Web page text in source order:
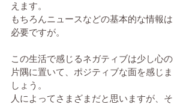
えます。
もちろんニュースなどの基本的な情報は
必要ですが。
この生活で感じるネガティブは少し心の
片隅に置いて、ポジティブな面を感じま
しょう。
人によってさまざまだと思いますが、そ